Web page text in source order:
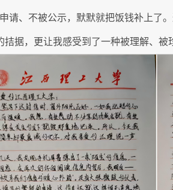
请、不被公示，默默就把饭钱补上了
据，更让我感受到了一种被理解、被